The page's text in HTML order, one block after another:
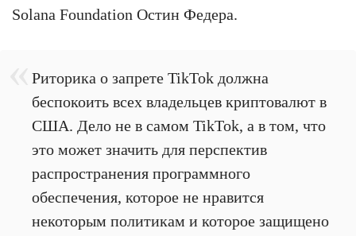
Solana Foundation Остин Федера.
Риторика о запрете TikTok должна
беспокоить всех владельцев криптовалют в
США. Дело не в самом TikTok, а в том, что
это может значить для перспектив
распространения программного
обеспечения, которое не нравится
некоторым политикам и которое защищено